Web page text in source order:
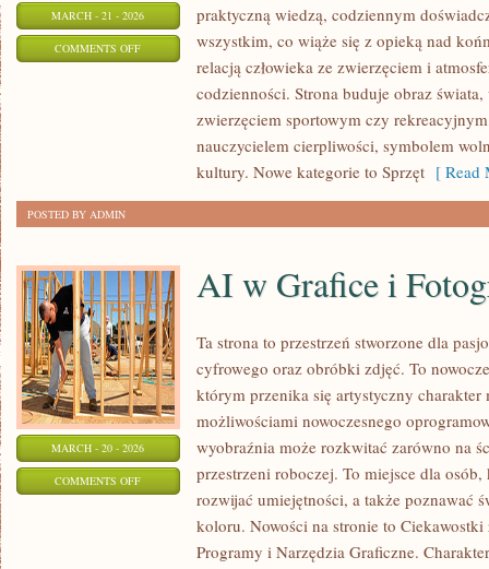
MARCH - 21 - 2026
COMMENTS OFFON
JEŹDZIECKI
praktyczną wiedzą, codziennym
wszystkim, co wiąże się z opieką nad
relacją człowieka ze zwierzęciem i
codzienności. Strona buduje obraz
zwierzęciem sportowym czy
nauczycielem cierpliwości, symbolem
kultury. Nowe kategorie to Sprzęt [ Read
POSTED BY ADMIN
MARCH - 20 - 2026
COMMENTS OFFON
AI w Grafice i
Ta strona to przestrzeń stworzone dla
cyfrowego oraz obróbki zdjęć. To
którym przenika się artystyczny charakter
możliwościami nowoczesnego
wyobraźnia może rozkwitać zarówno na
przestrzeni roboczej. To miejsce dla
rozwijać umiejętności, a także poznawać
koloru. Nowości na stronie to
Programy i Narzędzia Graficzne.